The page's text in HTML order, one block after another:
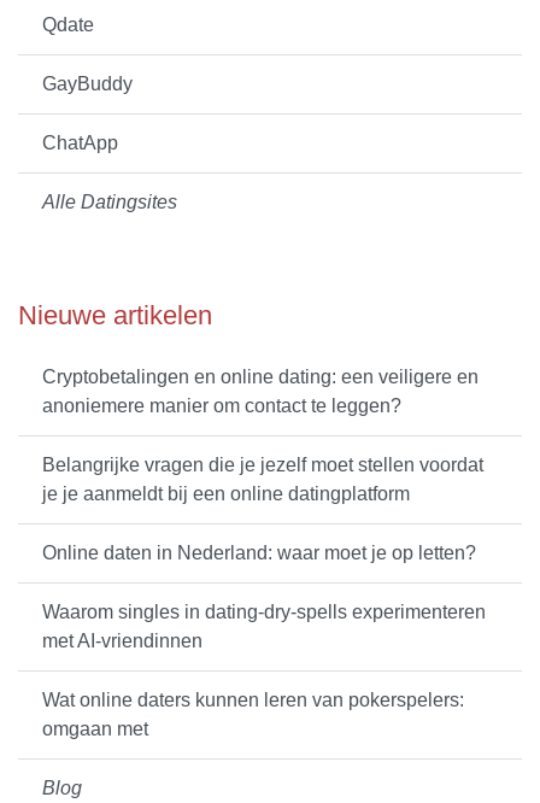
Qdate
GayBuddy
ChatApp
Alle Datingsites
Nieuwe artikelen
Cryptobetalingen en online dating: een veiligere en
anoniemere manier om contact te leggen?
Belangrijke vragen die je jezelf moet stellen voordat
je je aanmeldt bij een online datingplatform
Online daten in Nederland: waar moet je op letten?
Waarom singles in dating-dry-spells experimenteren
met AI-vriendinnen
Wat online daters kunnen leren van pokerspelers:
omgaan met
Blog